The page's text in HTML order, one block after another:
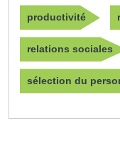
productivité
relations sociales
sélection du